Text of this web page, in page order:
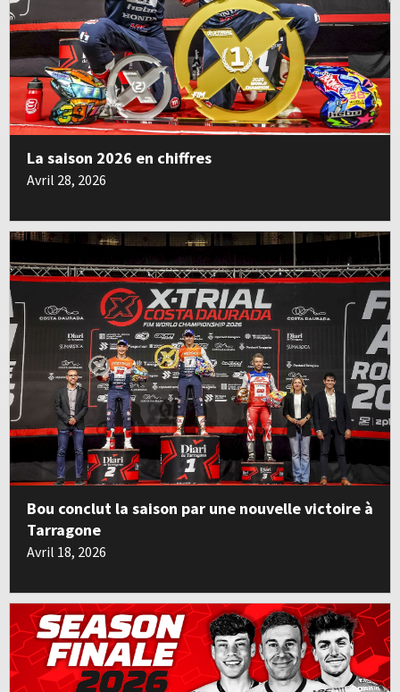
La saison 2026 en chiffres
Avril 28, 2026
Bou conclut la saison par une nouvelle victoire à
Tarragone
Avril 18, 2026